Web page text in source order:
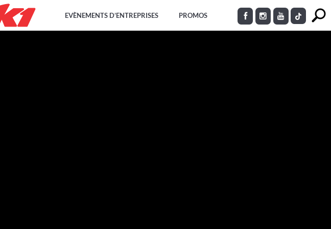
EVÈNEMENTS D’ENTREPRISES PROMOS